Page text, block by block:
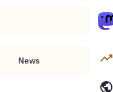
News